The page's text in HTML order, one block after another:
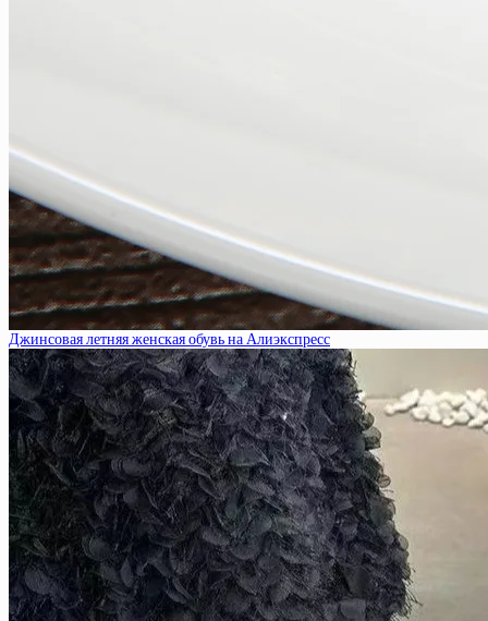
Джинсовая летняя женская обувь на Алиэкспресс